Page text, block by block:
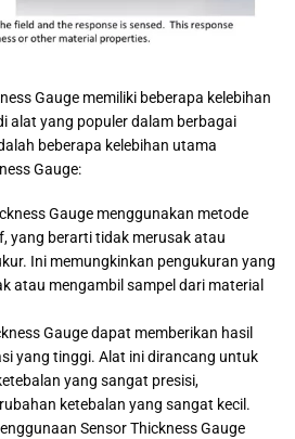
Gauge memiliki beberapa kelebihan
alat yang populer dalam berbagai
beberapa kelebihan utama
Gauge:
Gauge menggunakan metode
yang berarti tidak merusak atau
Ini memungkinkan pengukuran yang
atau mengambil sampel dari material
Gauge dapat memberikan hasil
yang tinggi. Alat ini dirancang untuk
yang sangat presisi,
ketebalan yang sangat kecil.
Sensor Thickness Gauge